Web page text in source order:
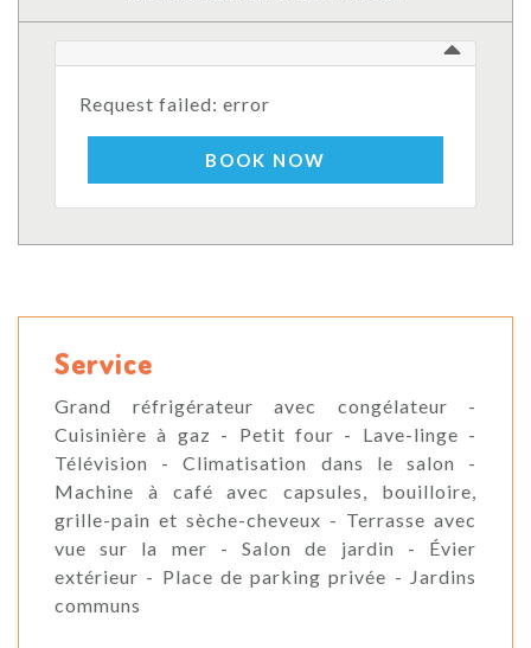
Request failed: error
BOOK NOW
Service
Grand réfrigérateur avec congélateur -
Cuisinière à gaz - Petit four - Lave-linge -
Télévision - Climatisation dans le salon -
Machine à café avec capsules, bouilloire,
grille-pain et sèche-cheveux - Terrasse avec
vue sur la mer - Salon de jardin - Évier
extérieur - Place de parking privée - Jardins
communs